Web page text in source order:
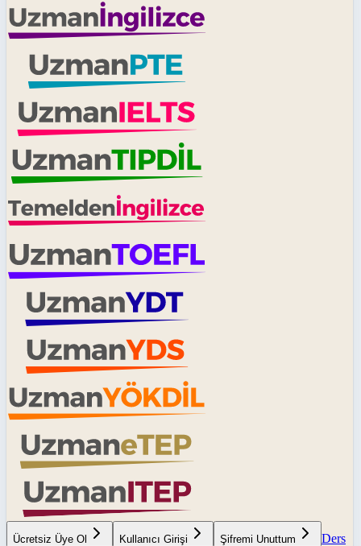
Ücretsiz Üye Ol Kullanıcı Girişi Şifremi Unuttum
Ders